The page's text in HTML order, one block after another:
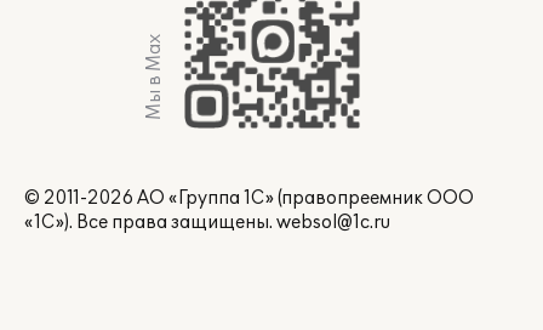
Мы в Max
© 2011-2026 АО «Группа 1С» (правопреемник ООО
«1С»). Все права защищены. websol@1c.ru